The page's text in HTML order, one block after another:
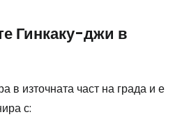
Гинкаку-джи в
в източната част на града и е
с: